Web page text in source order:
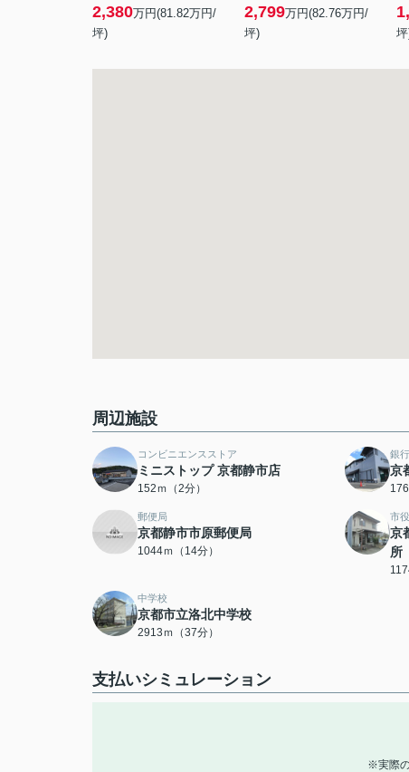
2,380万円(81.82万円/
坪)
2,799万円(82.76万円/
坪)
周辺施設
コンビニエンスストア
ミニストップ 京都静市店
152ｍ（2分）
銀行
京
郵便局
京都静市市原郵便局
1044ｍ（14分）
市
京
所
中学校
京都市立洛北中学校
2913ｍ（37分）
支払いシミュレーション
※実際の